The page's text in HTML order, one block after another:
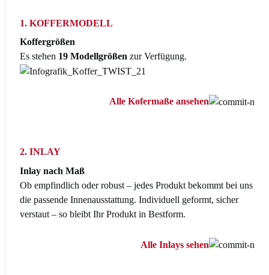
1. KOFFERMODELL
Koffergrößen
Es stehen 19 Modellgrößen zur Verfügung.
Alle Kofermaße ansehen
2. INLAY
Inlay nach Maß
Ob empfindlich oder robust – jedes Produkt bekommt bei uns
die passende Innenausstattung. Individuell geformt, sicher
verstaut – so bleibt Ihr Produkt in Bestform.
Alle Inlays sehen